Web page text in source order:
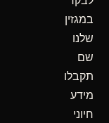
במגזין
שלנו
שם
תקבלו
מידע
חיוני